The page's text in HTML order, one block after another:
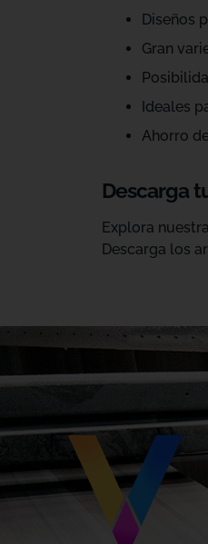
Diseños
Gran
Ideales
Ahorro
Descarga
Explora
Descarga los